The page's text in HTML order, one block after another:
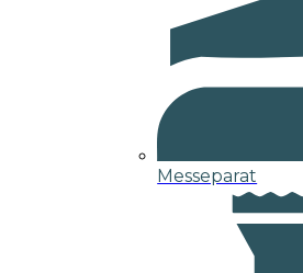
Messeparat